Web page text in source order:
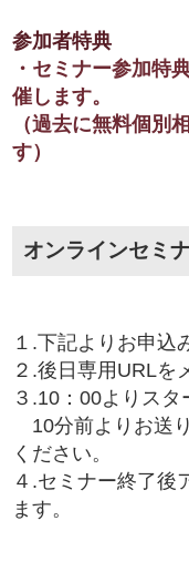
参加者特典
・セミナー参加特
催します。
（過去に無料個別
す）
オンラインセミ
１.下記よりお申込
２.後日専用URLを
３.10：00よりスタ
10分前よりお送
ください。
４.セミナー終了後
ます。